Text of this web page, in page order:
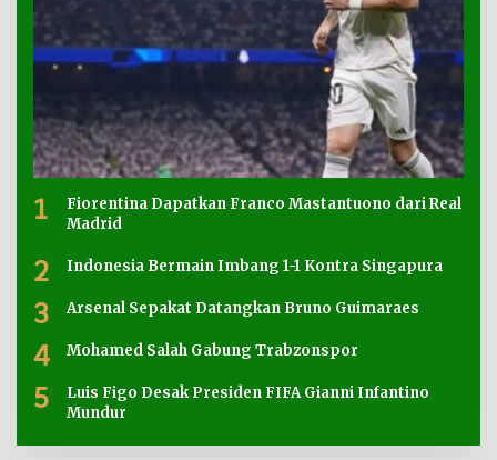
1
Fiorentina Dapatkan Franco Mastantuono dari Real
Madrid
2 Indonesia Bermain Imbang 1-1 Kontra Singapura
3 Arsenal Sepakat Datangkan Bruno Guimaraes
4 Mohamed Salah Gabung Trabzonspor
5
Luis Figo Desak Presiden FIFA Gianni Infantino
Mundur